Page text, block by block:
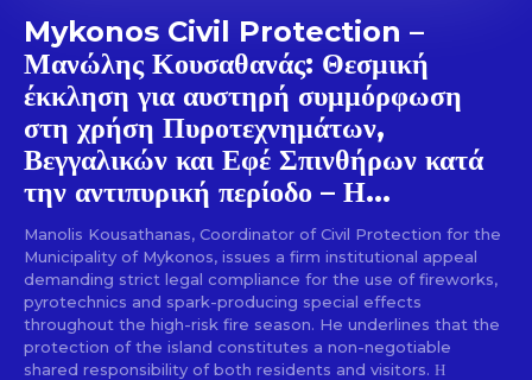
Mykonos Civil Protection –
Μανώλης Κουσαθανάς: Θεσμική
έκκληση για αυστηρή συμμόρφωση
στη χρήση Πυροτεχνημάτων,
Βεγγαλικών και Εφέ Σπινθήρων κατά
την αντιπυρική περίοδο – Η...
Manolis Kousathanas, Coordinator of Civil Protection for the
Municipality of Mykonos, issues a firm institutional appeal
demanding strict legal compliance for the use of fireworks,
pyrotechnics and spark-producing special effects
throughout the high-risk fire season. He underlines that the
protection of the island constitutes a non-negotiable
shared responsibility of both residents and visitors. Η